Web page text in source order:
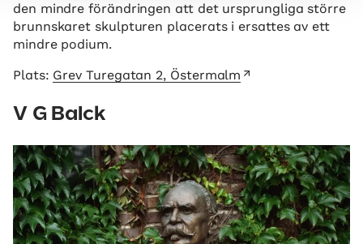
den mindre förändringen att det ursprungliga större
brunnskaret skulpturen placerats i ersattes av ett
mindre podium.
Plats: Grev Turegatan 2, Östermalm
V G Balck